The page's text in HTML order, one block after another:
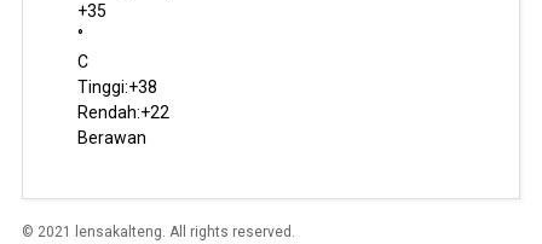
+35
°
C
Tinggi:+38
Rendah:+22
Berawan
© 2021 lensakalteng. All rights reserved.